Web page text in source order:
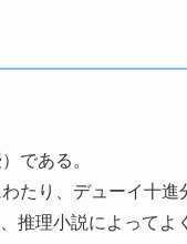
である。
たり、デューイ十
推理小説によってよ